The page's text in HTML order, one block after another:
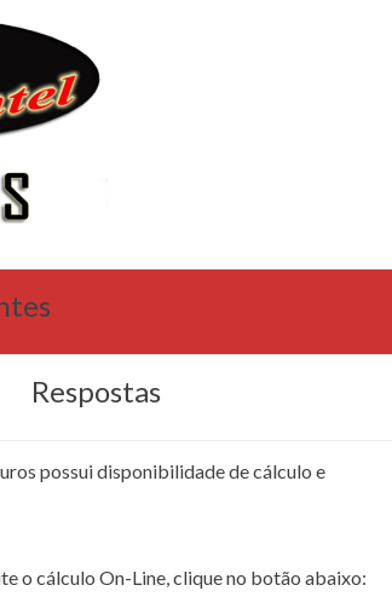
Respostas
possui disponibilidade de cálculo e
o cálculo On-Line, clique no botão abaixo: